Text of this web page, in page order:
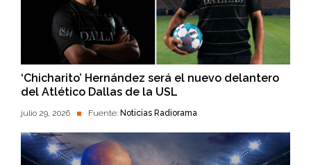
‘Chicharito’ Hernández será el nuevo delantero
del Atlético Dallas de la USL
julio 29, 2026 Fuente: Noticias Radiorama